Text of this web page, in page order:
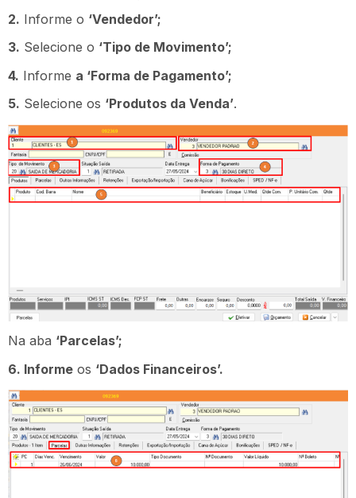
2. Informe o ‘Vendedor’;
3. Selecione o ‘Tipo de Movimento’;
4. Informe a ‘Forma de Pagamento’;
5. Selecione os ‘Produtos da Venda’.
Na aba ‘Parcelas’;
6. Informe os ‘Dados Financeiros’.